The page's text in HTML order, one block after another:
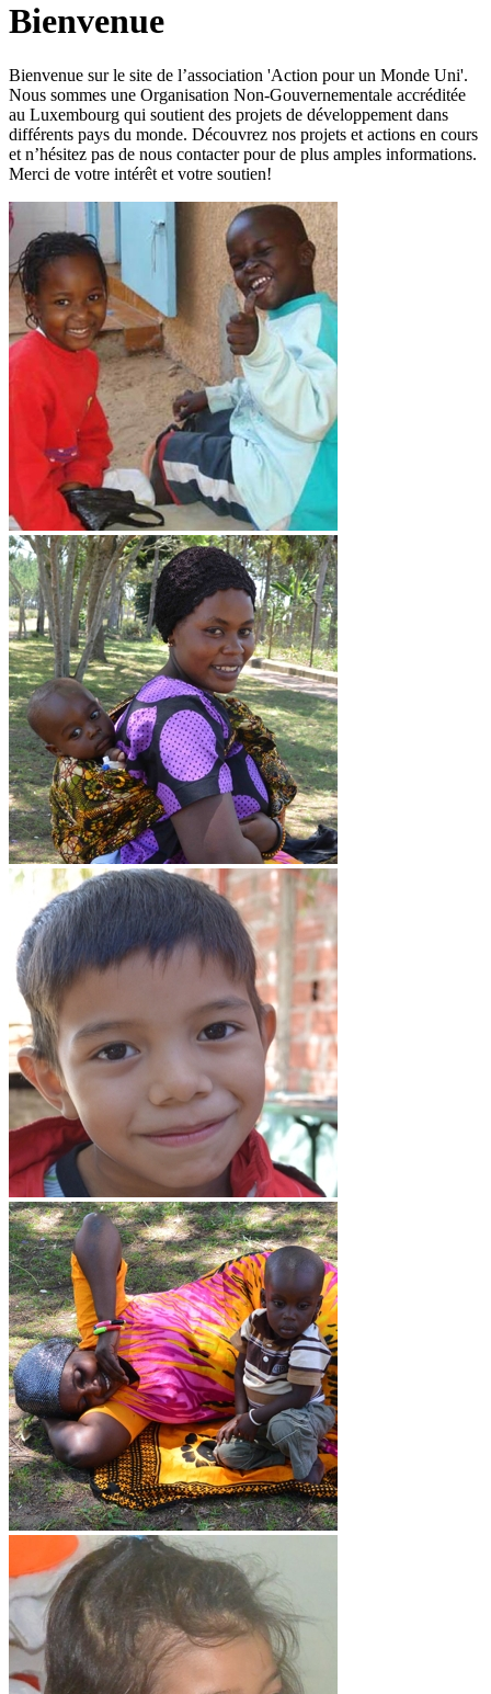
Bienvenue
Bienvenue sur le site de l’association 'Action pour un Monde Uni'.
Nous sommes une Organisation Non-Gouvernementale accréditée
au Luxembourg qui soutient des projets de développement dans
différents pays du monde. Découvrez nos projets et actions en cours
et n’hésitez pas de nous contacter pour de plus amples informations.
Merci de votre intérêt et votre soutien!